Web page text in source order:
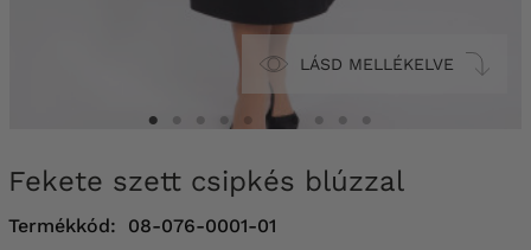
LÁSD MELLÉKELVE
Fekete szett csipkés blúzzal
Termékkód: 08-076-0001-01